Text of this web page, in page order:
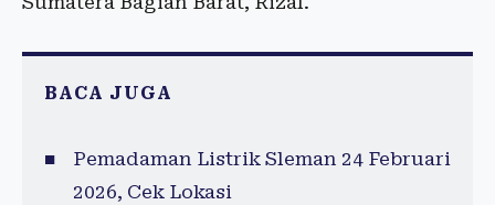
BACA JUGA
Pemadaman Listrik Sleman 24 Februari
2026, Cek Lokasi